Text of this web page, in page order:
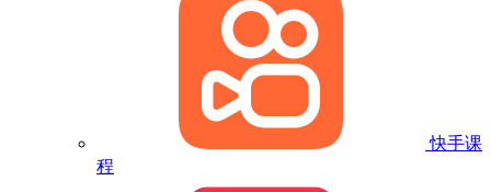
快手课
程